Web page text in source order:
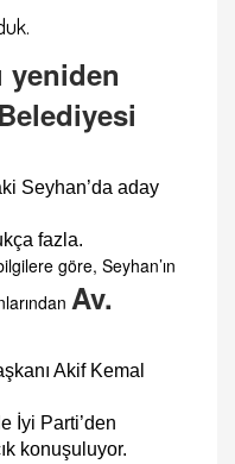
yeniden
Seyhan’da aday
fazla.
göre, Seyhan’ın
Av.
Akif Kemal
İyi Parti’den
konuşuluyor.